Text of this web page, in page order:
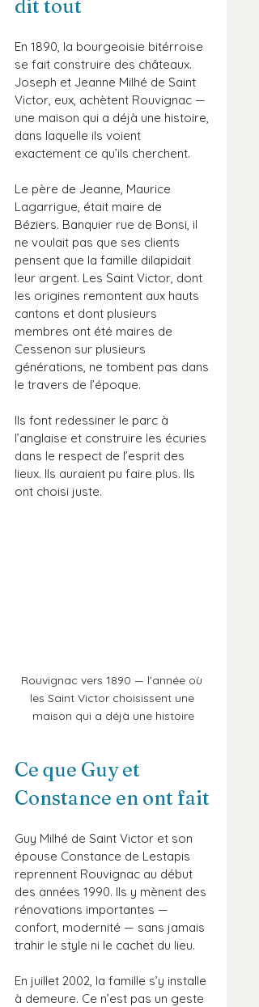
dit tout
En 1890, la bourgeoisie bitérroise
se fait construire des châteaux.
Joseph et Jeanne Milhé de Saint
Victor, eux, achètent Rouvignac —
une maison qui a déjà une histoire,
dans laquelle ils voient
exactement ce qu’ils cherchent.
Le père de Jeanne, Maurice
Lagarrigue, était maire de
Béziers. Banquier rue de Bonsi, il
ne voulait pas que ses clients
pensent que la famille dilapidait
leur argent. Les Saint Victor, dont
les origines remontent aux hauts
cantons et dont plusieurs
membres ont été maires de
Cessenon sur plusieurs
générations, ne tombent pas dans
le travers de l’époque.
Ils font redessiner le parc à
l’anglaise et construire les écuries
dans le respect de l’esprit des
lieux. Ils auraient pu faire plus. Ils
ont choisi juste.
Rouvignac vers 1890 — l'année où
les Saint Victor choisissent une
maison qui a déjà une histoire
Ce que Guy et
Constance en ont fait
Guy Milhé de Saint Victor et son
épouse Constance de Lestapis
reprennent Rouvignac au début
des années 1990. Ils y mènent des
rénovations importantes —
confort, modernité — sans jamais
trahir le style ni le cachet du lieu.
En juillet 2002, la famille s’y installe
à demeure. Ce n’est pas un geste